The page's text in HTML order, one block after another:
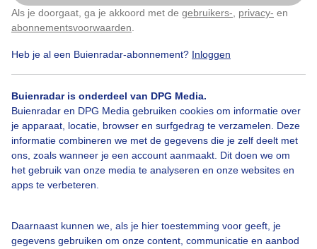
Als je doorgaat, ga je akkoord met de gebruikers- privacy- en
abonnementsvoorwaarden
Heb je al een Buienradar-abonnement? Inloggen
Buienradar is onderdeel van DPG Media.
Buienradar en DPG Media gebruiken cookies om informatie over
je apparaat, locatie, browser en surfgedrag te verzamelen. Deze
informatie combineren we met de gegevens die je zelf deelt met
ons, zoals wanneer je een account aanmaakt. Dit doen we om
het gebruik van onze media te analyseren en onze websites en
apps te verbeteren.
Daarnaast kunnen we, als je hier toestemming voor geeft, je
gegevens gebruiken om onze content, communicatie en aanbod
Zonnig Aangenaamstrandweer
Bekijk slideshow
Klik hierom dit aan te passen